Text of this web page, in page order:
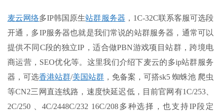
麦云网络多IP韩国原生站群服务器 ，1C-32C联系客服可选段
开通，多IP服务器也就是我们常说的站群服务器，通常可以
提供不同C段的独立IP，适合做PBN游戏项目站群，跨境电
商运营，SEO优化等。这里我们介绍下麦云的多ip站群服务
器，可选香港站群/美国站群 ，免备案，可搭sk5 蜘蛛池 爬虫
等CN2三网直连线路，速度快延迟低，目前官网有1C/253、
2C/250 、4C/2448C/232 16C/208多种选择，也支持IP段定